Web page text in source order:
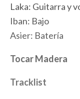
Laka: Guitarra y
Iban: Bajo
Asier: Batería
Tocar Madera
Tracklist